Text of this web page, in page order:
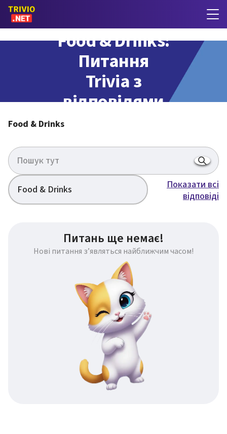
Food & Drinks:
Питання
Trivia з
відповідями
Food & Drinks
Food & Drinks
Показати всі
відповіді
Питань ще немає!
Нові питання з’являться найближчим часом!